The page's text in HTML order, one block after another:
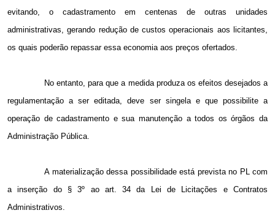
evitando, o cadastramento em centenas de outras unidades
administrativas, gerando redução de custos operacionais aos licitantes,
os quais poderão repassar essa economia aos preços ofertados.
No entanto, para que a medida produza os efeitos desejados a
regulamentação a ser editada, deve ser singela e que possibilite a
operação de cadastramento e sua manutenção a todos os órgãos da
Administração Pública.
A materialização dessa possibilidade está prevista no PL com
a inserção do § 3º ao art. 34 da Lei de Licitações e Contratos
Administrativos.